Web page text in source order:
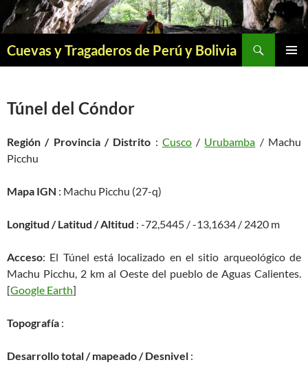
Saltar
al
Cuevas y Tragaderos de Perú y Bolivia
Túnel del Cóndor
Región / Provincia / Distrito : Cusco/ Urubamba / Machu
Picchu
Mapa IGN : Machu Picchu (27-q)
Longitud / Latitud / Altitud : -72,5445 / -13,1634 / 2420 m
Acceso: El Túnel está localizado en el sitio arqueológico de
Machu Picchu, 2 km al Oeste del pueblo de Aguas Calientes.
[Google Earth]
Topografía :
Desarrollo total / mapeado / Desnivel :